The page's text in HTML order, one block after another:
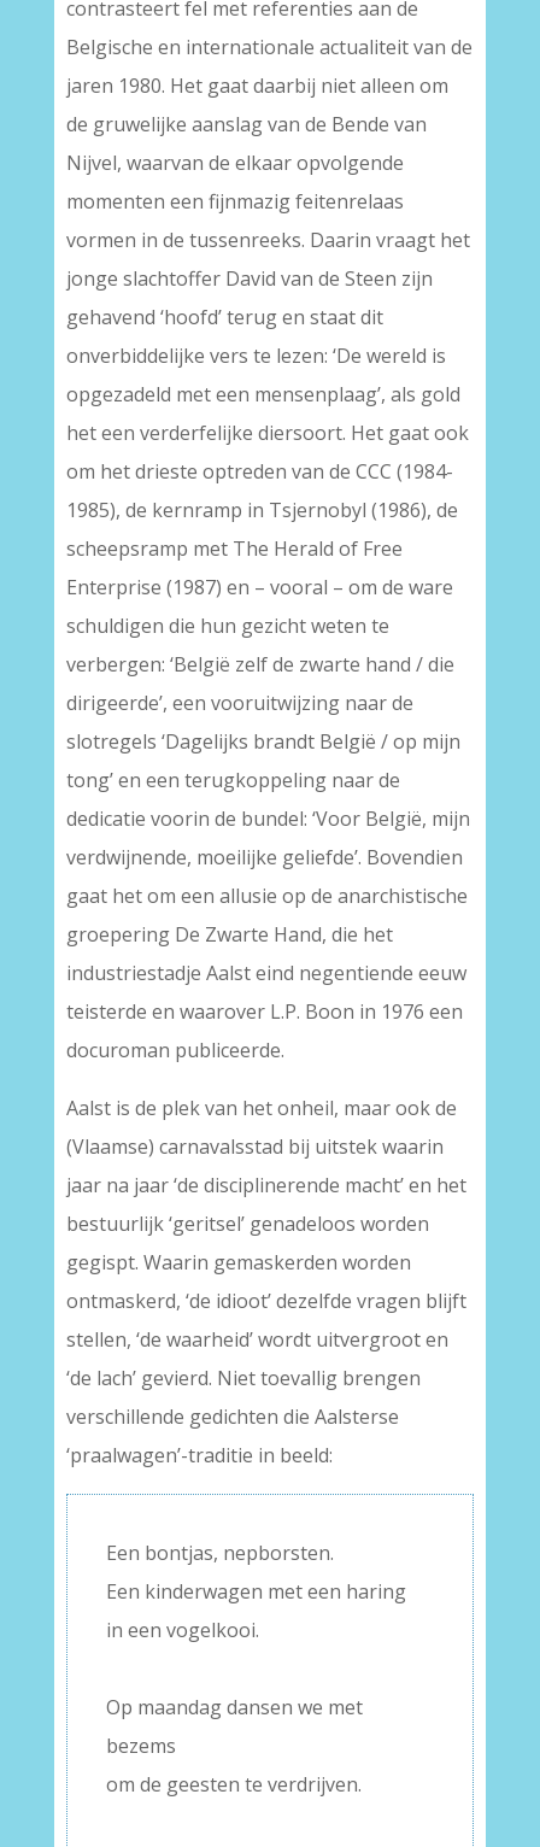
contrasteert fel met referenties aan de
Belgische en internationale actualiteit van de
jaren 1980. Het gaat daarbij niet alleen om
de gruwelijke aanslag van de Bende van
Nijvel, waarvan de elkaar opvolgende
momenten een fijnmazig feitenrelaas
vormen in de tussenreeks. Daarin vraagt het
jonge slachtoffer David van de Steen zijn
gehavend ‘hoofd’ terug en staat dit
onverbiddelijke vers te lezen: ‘De wereld is
opgezadeld met een mensenplaag’, als gold
het een verderfelijke diersoort. Het gaat ook
om het drieste optreden van de CCC (1984-
1985), de kernramp in Tsjernobyl (1986), de
scheepsramp met The Herald of Free
Enterprise (1987) en – vooral – om de ware
schuldigen die hun gezicht weten te
verbergen: ‘België zelf de zwarte hand / die
dirigeerde’, een vooruitwijzing naar de
slotregels ‘Dagelijks brandt België / op mijn
tong’ en een terugkoppeling naar de
dedicatie voorin de bundel: ‘Voor België, mijn
verdwijnende, moeilijke geliefde’. Bovendien
gaat het om een allusie op de anarchistische
groepering De Zwarte Hand, die het
industriestadje Aalst eind negentiende eeuw
teisterde en waarover L.P. Boon in 1976 een
docuroman publiceerde.
Aalst is de plek van het onheil, maar ook de
(Vlaamse) carnavalsstad bij uitstek waarin
jaar na jaar ‘de disciplinerende macht’ en het
bestuurlijk ‘geritsel’ genadeloos worden
gegispt. Waarin gemaskerden worden
ontmaskerd, ‘de idioot’ dezelfde vragen blijft
stellen, ‘de waarheid’ wordt uitvergroot en
‘de lach’ gevierd. Niet toevallig brengen
verschillende gedichten die Aalsterse
‘praalwagen’-traditie in beeld:
Een bontjas, nepborsten.
Een kinderwagen met een haring
in een vogelkooi.
Op maandag dansen we met
bezems
om de geesten te verdrijven.